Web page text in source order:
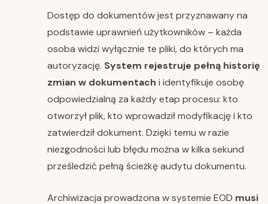
Dostęp do dokumentów jest przyznawany na
podstawie uprawnień użytkowników – każda
osoba widzi wyłącznie te pliki, do których ma
autoryzację. System rejestruje pełną historię
zmian w dokumentach i identyfikuje osobę
odpowiedzialną za każdy etap procesu: kto
otworzył plik, kto wprowadził modyfikację i kto
zatwierdził dokument. Dzięki temu w razie
niezgodności lub błędu można w kilka sekund
prześledzić pełną ścieżkę audytu dokumentu.
Archiwizacja prowadzona w systemie EOD musi